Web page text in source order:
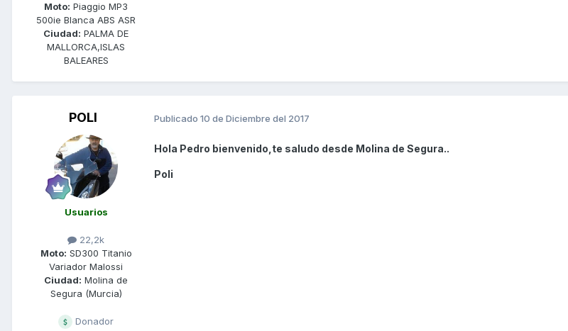
Moto: Piaggio MP3
500ie Blanca ABS ASR
Ciudad: PALMA DE
MALLORCA,ISLAS
BALEARES
POLI
Usuarios
22,2k
Moto: SD300 Titanio
Variador Malossi
Ciudad: Molina de
Segura (Murcia)
Donador
Publicado 10 de Diciembre del 2017
Hola Pedro bienvenido,te saludo desde Molina de Segura..
Poli